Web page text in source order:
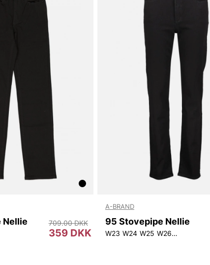
Nellie
359 DKK
709.00 DKK
A-BRAND
95 Stovepipe Nellie
W23 W24 W25 W26 W28